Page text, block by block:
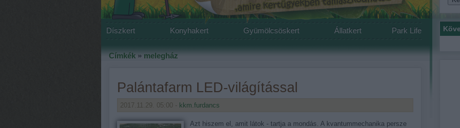
Díszkert Konyhakert Gyümölcsöskert Állatkert Park Life
Címkék » melegház
Palántafarm LED-világítással
2017.11.29. 05:00 - kkm.furdancs
Azt hiszem el, amit látok - tartja a mondás. A kvantummechanika persze